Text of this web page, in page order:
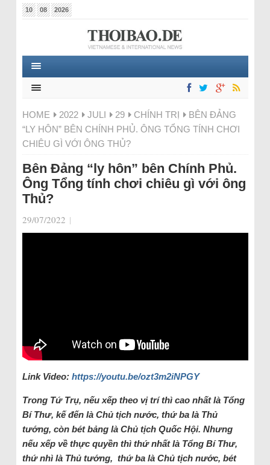
10 08 2026
HOME 2022 JULI 29 CHÍNH TRỊ
BÊN ĐẢNG
“LY HÔN” BÊN CHÍNH PHỦ. ÔNG TỔNG TÍNH CHƠI
CHIÊU GÌ VỚI ÔNG THỦ?
Bên Đảng “ly hôn” bên Chính Phủ.
Ông Tổng tính chơi chiêu gì với ông
Thủ?
29/07/2022 |
Link Video: https://youtu.be/ozt3m2iNPGY
Trong Tứ Trụ, nếu xếp theo vị trí thì cao nhất là Tổng
Bí Thư, kế đến là Chủ tịch nước, thứ ba là Thủ
tướng, còn bét bảng là Chủ tịch Quốc Hội. Nhưng
nếu xếp về thực quyền thì thứ nhất là Tổng Bí Thư,
thứ nhì là Thủ tướng, thứ ba là Chủ tịch nước, bét